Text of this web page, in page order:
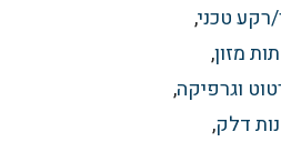
רקע טכני,
מזון,
וגרפיקה,
דלק,